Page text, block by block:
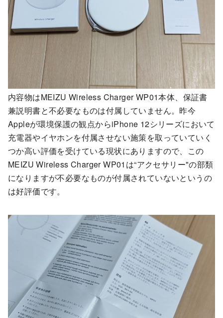
内容物はMEIZU Wireless Charger WP01本体、保証書
兼説明書と不必要なものは付属していません。昨今
Appleが環境保護の観点からiPhone 12シリーズにおいて
充電器やイヤホンを付属させない施策を取っていていく
つか高い評価を受けている現状にありますので、この
MEIZU Wireless Charger WP01は“アクセサリー"の部類
になりますが不必要なものが付属されていないというの
は好評価です。